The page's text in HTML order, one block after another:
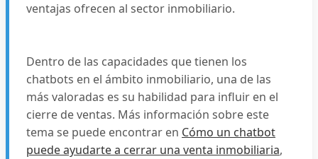
ventajas ofrecen al sector inmobiliario.
Dentro de las capacidades que tienen los
chatbots en el ámbito inmobiliario, una de las
más valoradas es su habilidad para influir en el
cierre de ventas. Más información sobre este
tema se puede encontrar en Cómo un chatbot
puede ayudarte a cerrar una venta inmobiliaria,